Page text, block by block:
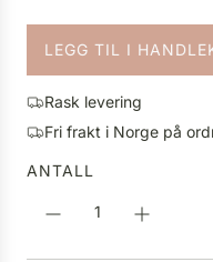
n
i
g
p
i
LEGG TIL I
L
S
T
R
.
Rask levering
Fri frakt i Norge på
ANTALL